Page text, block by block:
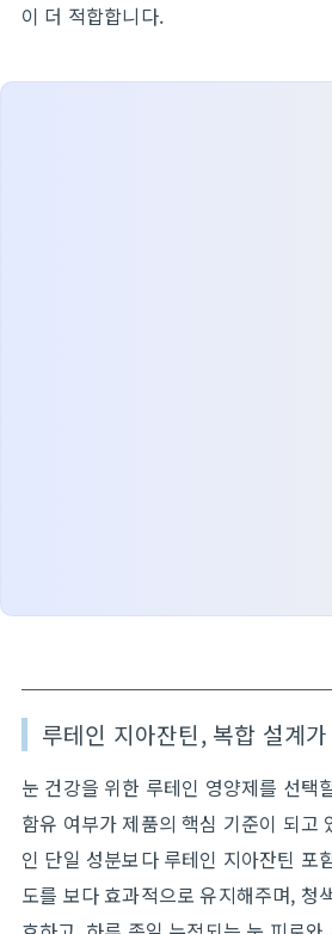
이 더 적합합니다.
루테인 지아잔틴, 복합 설계
눈 건강을 위한 루테인 영양제를 선택
함유 여부가 제품의 핵심 기준이 되고
인 단일 성분보다 루테인 지아잔틴 포
도를 보다 효과적으로 유지해주며, 청